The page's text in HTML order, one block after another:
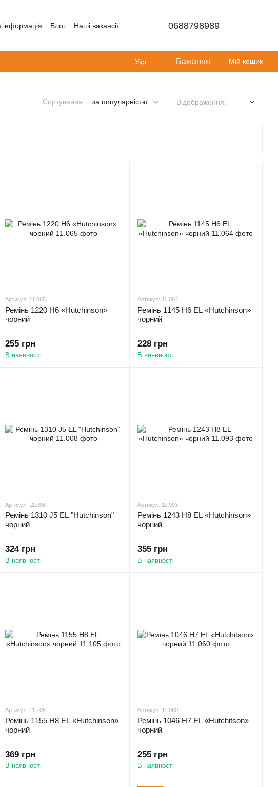
інформація Блог Наші вакансії 0688798989
Укр Бажання Мій кошик
Сортування: за популярністю Відображення:
Артикул: 11.065
Ремінь 1220 H6 «Hutchinson»
чорний
255 грн
В наявності
Артикул: 11.064
Ремінь 1145 H6 EL «Hutchinson»
чорний
228 грн
В наявності
Артикул: 11.008
Ремінь 1310 J5 EL "Hutchinson"
чорний
324 грн
В наявності
Артикул: 11.093
Ремінь 1243 H8 EL «Hutchinson»
чорний
355 грн
В наявності
Артикул: 11.105
Ремінь 1155 H8 EL «Hutchinson»
чорний
369 грн
В наявності
Артикул: 11.060
Ремінь 1046 H7 EL «Hutchitson»
чорний
255 грн
В наявності